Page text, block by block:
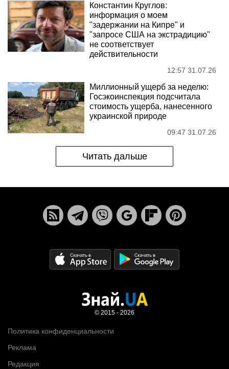
Константин Круглов:
информация о моем
"задержании на Кипре" и
"запросе США на экстрадицию"
не соответствует
действительности
12:57 31.07.26
Миллионный ущерб за неделю:
Госэкоинспекция подсчитала
стоимость ущерба, нанесенного
украинской природе
09:47 31.07.26
Читать дальше
Политика конфиденциальности
Реклама
Редакция
© 2015 - 2026